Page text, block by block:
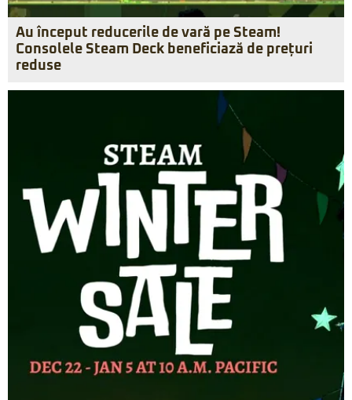
Au început reducerile de vară pe Steam!
Consolele Steam Deck beneficiază de prețuri
reduse